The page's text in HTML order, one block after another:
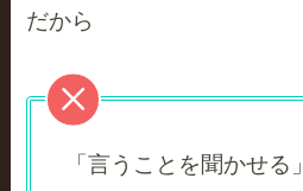
だから
「言うことを聞かせる」